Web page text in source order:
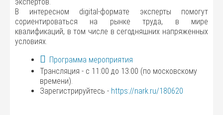
В интересном digital-формате эксперты помогут
сориентироваться на рынке труда, в мире
квалификаций, в том числе в сегодняшних напряженных
условиях.
Программа мероприятия
Трансляция - с 11:00 до 13:00 (по московскому
времени).
Зарегистрируйтесь - https://nark.ru/180620